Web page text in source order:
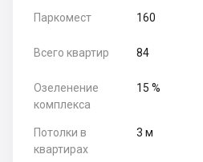
Паркомест 160
Всего квартир 84
Озеленение
комплекса
15 %
Потолки в
квартирах
3 м